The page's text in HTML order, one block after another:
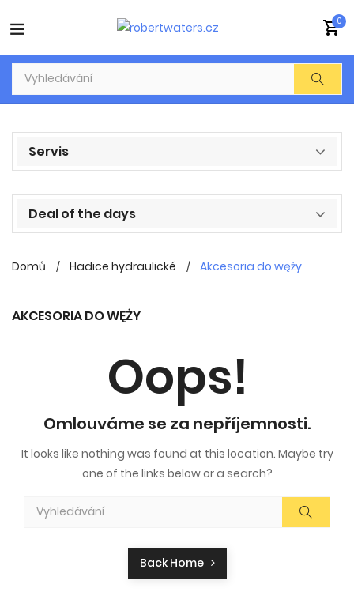
0
Servis
Deal of the days
Domů Hadice hydraulické Akcesoria do węży
AKCESORIA DO WĘŻY
Oops!
Omlouváme se za nepříjemnosti.
It looks like nothing was found at this location. Maybe try
one of the links below or a search?
Back Home